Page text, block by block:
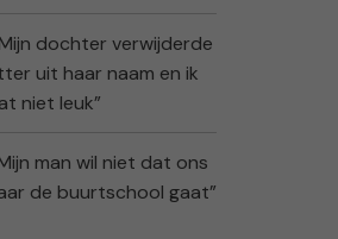
dochter verwijderde
uit haar naam en ik
niet leuk”
man wil niet dat ons
de buurtschool gaat”